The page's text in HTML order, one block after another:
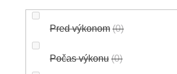
Pred výkonom 0
Počas výkonu 0